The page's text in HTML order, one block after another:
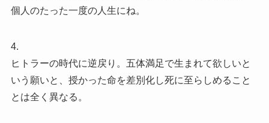
個人のたった一度の人生にね。
4.
ヒトラーの時代に逆戻り。五体満足で生まれて欲しいと
いう願いと、授かった命を差別化し死に至らしめること
とは全く異なる。